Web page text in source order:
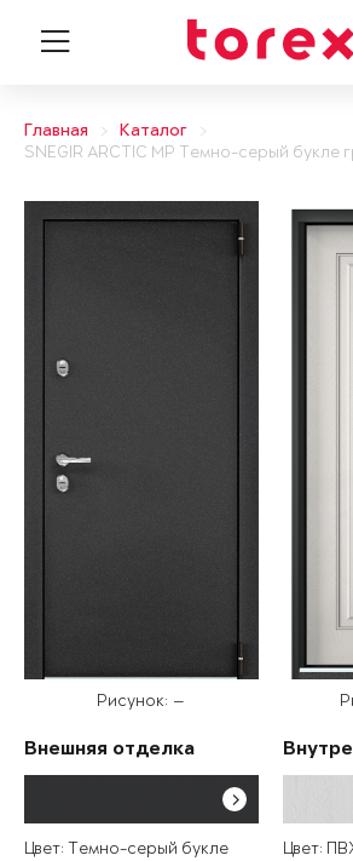
Главная
Каталог
SNEGIR ARCTIC MP Темно-серый букле
Рисунок: —
Внешняя отделка
Цвет: Темно-серый букле
Цвет: